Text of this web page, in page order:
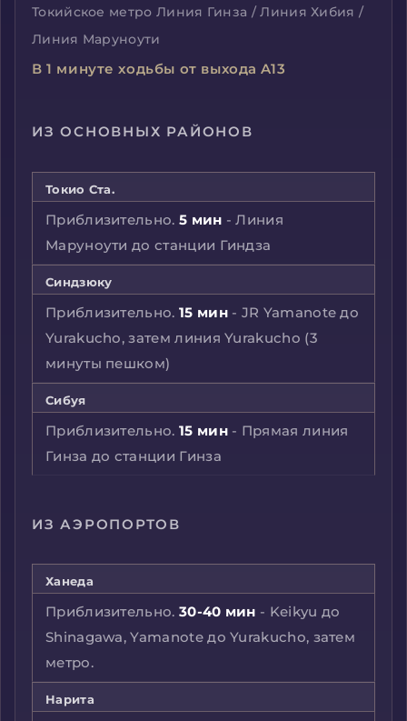
Токийское метро Линия Гинза / Линия Хибия /
Линия Маруноути
В 1 минуте ходьбы от выхода A13
ИЗ ОСНОВНЫХ РАЙОНОВ
Токио Ста.
Приблизительно. 5 мин - Линия
Маруноути до станции Гиндза
Синдзюку
Приблизительно. 15 мин- JR Yamanote до
Yurakucho, затем линия Yurakucho (3
минуты пешком)
Сибуя
Приблизительно. 15 мин- Прямая линия
Гинза до станции Гинза
ИЗ АЭРОПОРТОВ
Ханеда
Приблизительно. 30-40 мин - Keikyu до
Shinagawa, Yamanote до Yurakucho, затем
метро.
Нарита